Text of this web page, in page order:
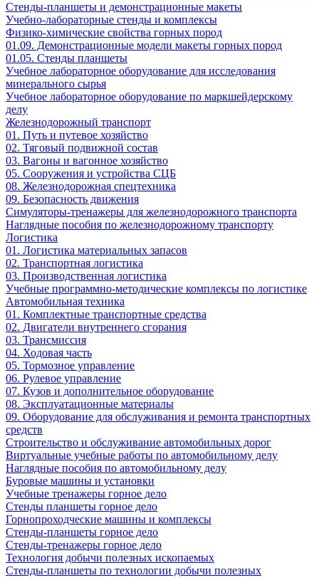
Стенды-планшеты и демонстрационные макеты
Учебно-лабораторные стенды и комплексы
Физико-химические свойства горных пород
01.09. Демонстрационные модели макеты горных пород
01.05. Стенды планшеты
Учебное лабораторное оборудование для исследования
минерального сырья
Учебное лабораторное оборудование по маркшейдерскому
делу
Железнодорожный транспорт
01. Путь и путевое хозяйство
02. Тяговый подвижной состав
03. Вагоны и вагонное хозяйство
05. Сооружения и устройства СЦБ
08. Железнодорожная спецтехника
09. Безопасность движения
Симуляторы-тренажеры для железнодорожного транспорта
Наглядные пособия по железнодорожному транспорту
Логистика
01. Логистика материальных запасов
02. Транспортная логистика
03. Производственная логистика
Учебные программно-методические комплексы по логистике
Автомобильная техника
01. Комплектные транспортные средства
02. Двигатели внутреннего сгорания
03. Трансмиссия
04. Ходовая часть
05. Тормозное управление
06. Рулевое управление
07. Кузов и дополнительное оборудование
08. Эксплуатационные материалы
09. Оборудование для обслуживания и ремонта транспортных
средств
Строительство и обслуживание автомобильных дорог
Виртуальные учебные работы по автомобильному делу
Наглядные пособия по автомобильному делу
Буровые машины и установки
Учебные тренажеры горное дело
Стенды планшеты горное дело
Горнопроходческие машины и комплексы
Стенды-планшеты горное дело
Стенды-тренажеры горное дело
Технология добычи полезных ископаемых
Стенды-планшеты по технологии добычи полезных